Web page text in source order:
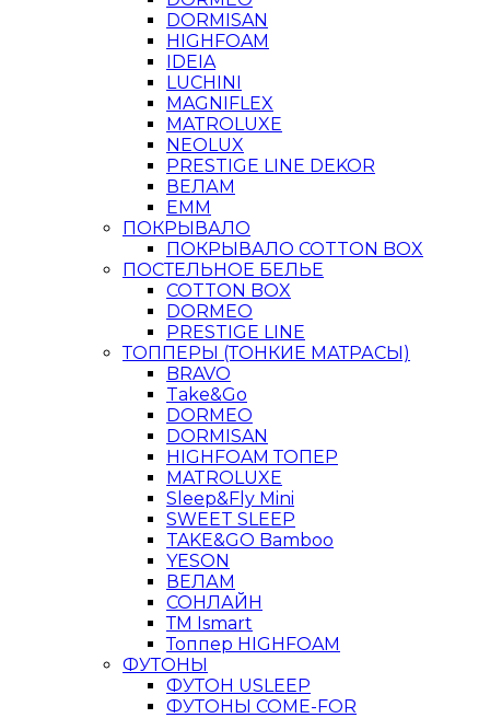
DORMISAN
HIGHFOAM
IDEIA
LUCHINI
MAGNIFLEX
MATROLUXE
NEOLUX
PRESTIGE LINE DEKOR
ВЕЛАМ
ЕММ
ПОКРЫВАЛО
ПОКРЫВАЛО COTTON BOX
ПОСТЕЛЬНОЕ БЕЛЬЕ
COTTON BOX
DORMEO
PRESTIGE LINE
ТОППЕРЫ (ТОНКИЕ МАТРАСЫ)
BRAVO
Take&Go
DORMEO
DORMISAN
HIGHFOAM ТОПЕР
MATROLUXE
Sleep&Fly Mini
SWEET SLEEP
TAKE&GO Bamboo
YESON
ВЕЛАМ
СОНЛАЙН
ТМ Ismart
Топпер HIGHFOAM
ФУТОНЫ
ФУТОН USLEEP
ФУТОНЫ COME-FOR